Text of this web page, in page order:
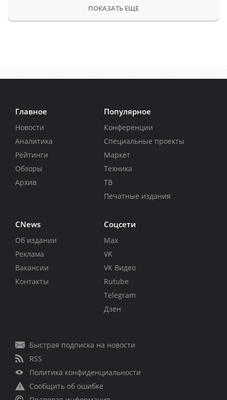
ПОКАЗАТЬ ЕЩЕ
Главное
Новости
Аналитика
Рейтинги
Обзоры
Архив
Популярное
Конференции
Специальные проекты
Маркет
Техника
ТВ
Печатные издания
CNews
Об издании
Реклама
Вакансии
Контакты
Соцсети
Max
VK
VK Видео
Rutube
Telegram
Дзен
Быстрая подписка на новости
RSS
Политика конфиденциальности
Сообщить об ошибке